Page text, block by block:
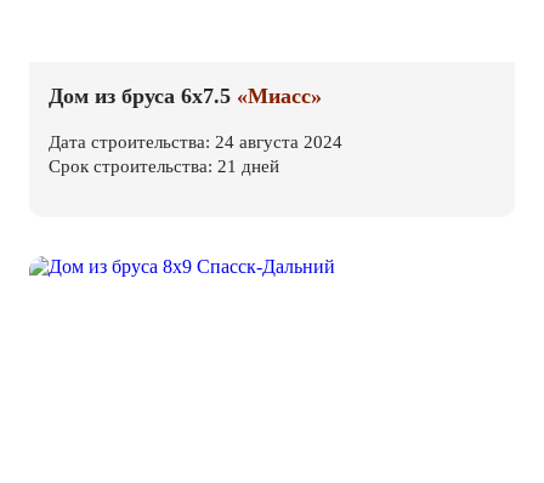
Дом из бруса 6х7.5 «Миасс»
Дата строительства: 24 августа 2024
Срок строительства: 21 дней